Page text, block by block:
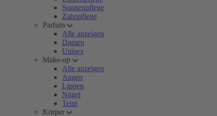
Sonnenpflege
Zahnpflege
Parfum
Alle anzeigen
Damen
Unisex
Make-up
Alle anzeigen
Augen
Lippen
Nägel
Teint
Körper